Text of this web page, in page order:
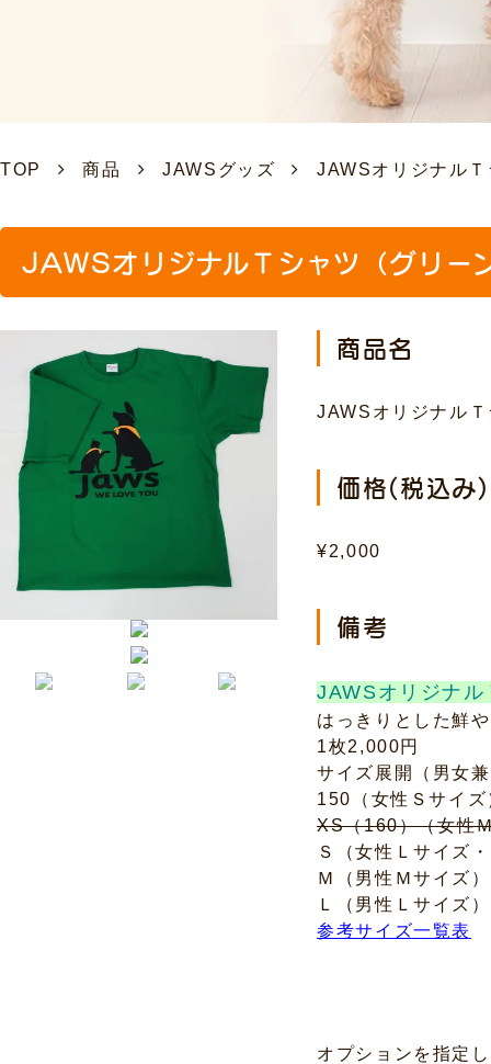
TOP 商品 JAWSグッズ JAWSオリジナル
JAWSオリジナルＴシャツ（グリー
商品名
JAWSオリジナル
価格(税込み)
¥2,000
備考
JAWSオリジナ
はっきりとした鮮
1枚2,000円
サイズ展開（男女
150（女性Ｓサイズ
XS（160）（女性
Ｓ（女性Ｌサイズ
Ｍ（男性Ｍサイズ）
Ｌ（男性Ｌサイズ）
参考サイズ一覧表
オプションを指定